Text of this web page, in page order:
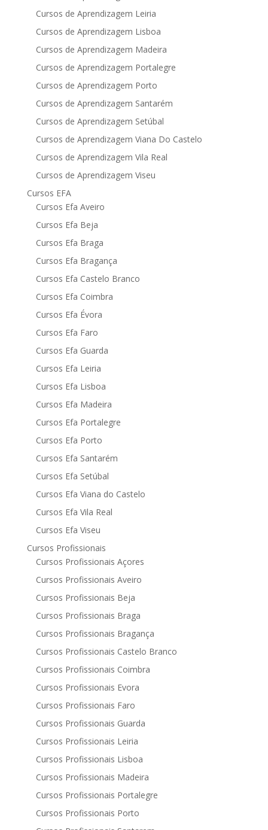
Cursos de Aprendizagem Leiria
Cursos de Aprendizagem Lisboa
Cursos de Aprendizagem Madeira
Cursos de Aprendizagem Portalegre
Cursos de Aprendizagem Porto
Cursos de Aprendizagem Santarém
Cursos de Aprendizagem Setúbal
Cursos de Aprendizagem Viana Do Castelo
Cursos de Aprendizagem Vila Real
Cursos de Aprendizagem Viseu
Cursos EFA
Cursos Efa Aveiro
Cursos Efa Beja
Cursos Efa Braga
Cursos Efa Bragança
Cursos Efa Castelo Branco
Cursos Efa Coimbra
Cursos Efa Évora
Cursos Efa Faro
Cursos Efa Guarda
Cursos Efa Leiria
Cursos Efa Lisboa
Cursos Efa Madeira
Cursos Efa Portalegre
Cursos Efa Porto
Cursos Efa Santarém
Cursos Efa Setúbal
Cursos Efa Viana do Castelo
Cursos Efa Vila Real
Cursos Efa Viseu
Cursos Profissionais
Cursos Profissionais Açores
Cursos Profissionais Aveiro
Cursos Profissionais Beja
Cursos Profissionais Braga
Cursos Profissionais Bragança
Cursos Profissionais Castelo Branco
Cursos Profissionais Coimbra
Cursos Profissionais Evora
Cursos Profissionais Faro
Cursos Profissionais Guarda
Cursos Profissionais Leiria
Cursos Profissionais Lisboa
Cursos Profissionais Madeira
Cursos Profissionais Portalegre
Cursos Profissionais Porto